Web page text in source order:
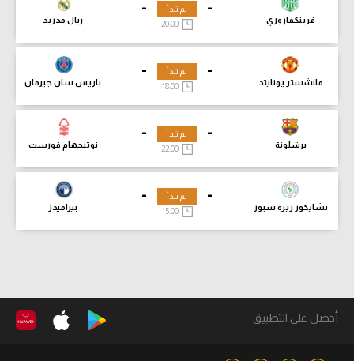
-
فرينكفاروزي
-
ريال مدريد
لم تبدأ
-
مانشستر يونايتد
-
باريس سان جيرمان
لم تبدأ
18:00
-
برشلونة
-
نوتنجهام فورست
لم تبدأ
-
تشايكور ريزه سبور
-
بيراميدز
لم تبدأ
15:00
أحصل على التطبيق